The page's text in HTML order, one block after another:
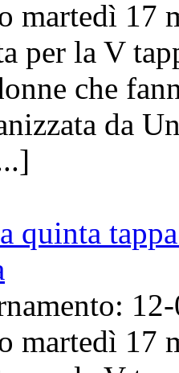
martedì 17
per la V
che
da
quinta
martedì 17